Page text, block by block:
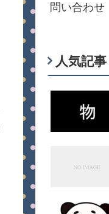
問い合わせ
人気記事